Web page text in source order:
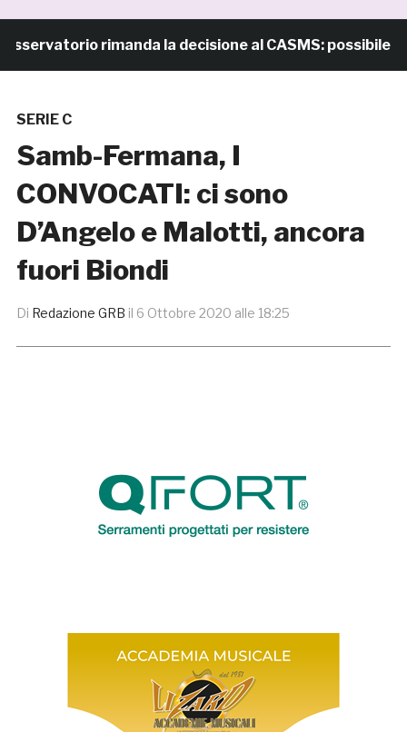
rimanda la decisione al CASMS: possibile
SERIE C
Samb-Fermana, I
CONVOCATI: ci sono
D’Angelo e Malotti, ancora
fuori Biondi
Di Redazione GRB il 6 Ottobre 2020 alle 18:25